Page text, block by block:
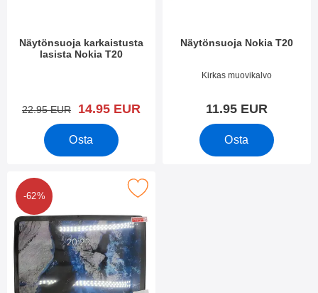
Näytönsuoja karkaistusta
lasista Nokia T20
vanha hinta
22.95 EUR uusi hinta
14.95 EUR
Osta
Näytönsuoja Nokia T20
Tuote.nro 42627
Kirkas muovikalvo
11.95 EUR
Osta
-62%
kappaleen näytönsuojakalvopakett Nokia T20